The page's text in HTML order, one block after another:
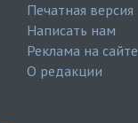
Печатная версия
Написать нам
Реклама на сайте
О редакции